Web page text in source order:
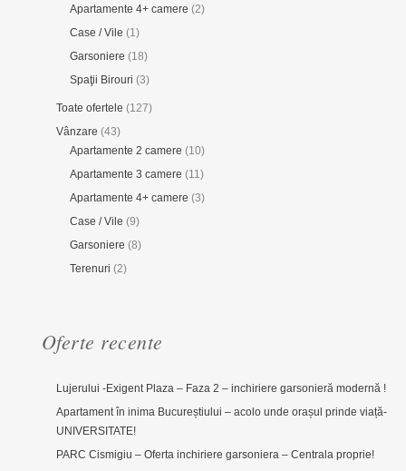
Apartamente 4+ camere (2)
Case / Vile (1)
Garsoniere (18)
Spaţii Birouri (3)
Toate ofertele (127)
Vânzare (43)
Apartamente 2 camere (10)
Apartamente 3 camere (11)
Apartamente 4+ camere (3)
Case / Vile (9)
Garsoniere (8)
Terenuri (2)
Oferte recente
Lujerului -Exigent Plaza – Faza 2 – inchiriere garsonieră modernă !
Apartament în inima Bucureștiului – acolo unde orașul prinde viață-
UNIVERSITATE!
PARC Cismigiu – Oferta inchiriere garsoniera – Centrala proprie!